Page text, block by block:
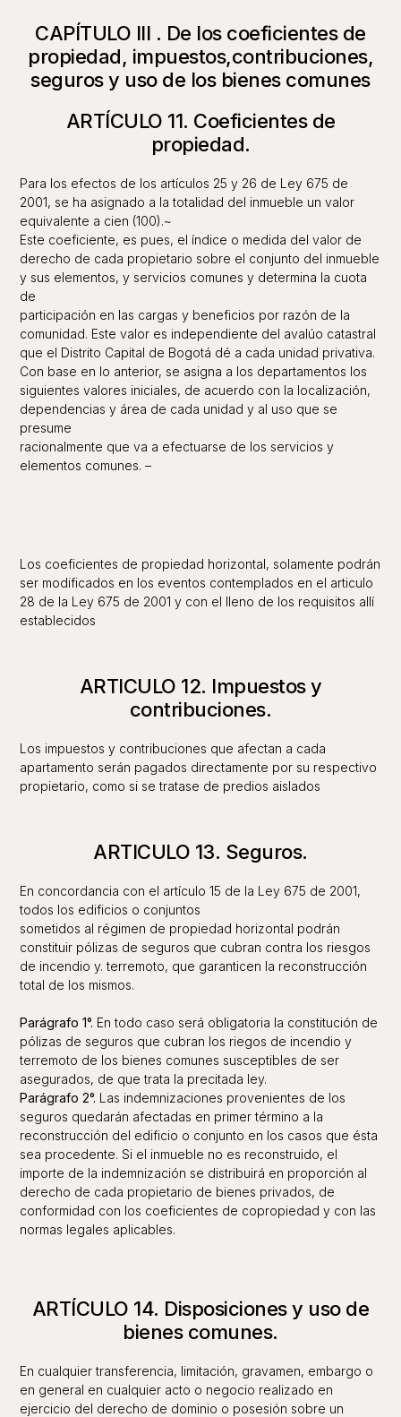
CAPÍTULO III . De los coeficientes de
propiedad, impuestos,contribuciones,
seguros y uso de los bienes comunes
ARTÍCULO 11. Coeficientes de
propiedad.
Para los efectos de los artículos 25 y 26 de Ley 675 de
2001, se ha asignado a la totalidad del inmueble un valor
equivalente a cien (100).~
Este coeficiente, es pues, el índice o medida del valor de
derecho de cada propietario sobre el conjunto del inmueble
y sus elementos, y servicios comunes y determina la cuota
de
participación en las cargas y beneficios por razón de la
comunidad. Este valor es independiente del avalúo catastral
que el Distrito Capital de Bogotá dé a cada unidad privativa.
Con base en lo anterior, se asigna a los departamentos los
siguientes valores iniciales, de acuerdo con la localización,
dependencias y área de cada unidad y al uso que se
presume
racionalmente que va a efectuarse de los servicios y
elementos comunes. –
Los coeficientes de propiedad horizontal, solamente podrán
ser modificados en los eventos contemplados en el articulo
28 de la Ley 675 de 2001 y con el lleno de los requisitos allí
establecidos
ARTICULO 12. Impuestos y
contribuciones.
Los impuestos y contribuciones que afectan a cada
apartamento serán pagados directamente por su respectivo
propietario, como si se tratase de predios aislados
ARTICULO 13. Seguros.
En concordancia con el artículo 15 de la Ley 675 de 2001,
todos los edificios o conjuntos
sometidos al régimen de propiedad horizontal podrán
constituir pólizas de seguros que cubran contra los riesgos
de incendio y. terremoto, que garanticen la reconstrucción
total de los mismos.
Parágrafo 1°. En todo caso será obligatoria la constitución de
pólizas de seguros que cubran los riegos de incendio y
terremoto de los bienes comunes susceptibles de ser
asegurados, de que trata la precitada ley.
Parágrafo 2°. Las indemnizaciones provenientes de los
seguros quedarán afectadas en primer término a la
reconstrucción del edificio o conjunto en los casos que ésta
sea procedente. Si el inmueble no es reconstruido, el
importe de la indemnización se distribuirá en proporción al
derecho de cada propietario de bienes privados, de
conformidad con los coeficientes de copropiedad y con las
normas legales aplicables.
ARTÍCULO 14. Disposiciones y uso de
bienes comunes.
En cualquier transferencia, limitación, gravamen, embargo o
en general en cualquier acto o negocio realizado en
ejercicio del derecho de dominio o posesión sobre un